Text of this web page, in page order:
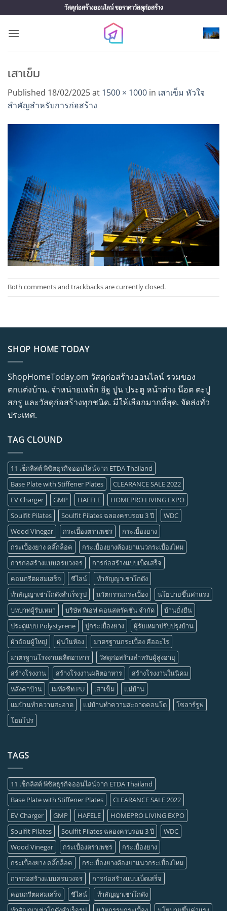
to
content
วัสดุก่อสร้างออนไลน์ ขอราคาวัสดุก่อสร้าง
เสาเข็ม
Published 18/02/2025at 1500 × 1000 in เสาเข็ม หัวใจ
สำคัญสำหรับการก่อสร้าง
Both comments and trackbacks are currently closed.
SHOP HOME TODAY
ShopHomeToday.om วัสดุก่อสร้างออนไลน์ รวมของ
ตกแต่งบ้าน. จำหน่ายเหล็ก อิฐ ปูน ประตู หน้าต่าง น๊อต ตะปู
สกรู และวัสดุก่อสร้างทุกชนิด. มีให้เลือกมากที่สุด. จัดส่งทั่ว
ประเทศ.
TAG CLOUND
11 เช็กลิสต์ พิชิตธุรกิจออนไลน์จาก ETDA Thailand
Base Plate with Stiffener Plates
CLEARANCE SALE 2022
EV Charger
GMP HAFELE
HOMEPRO LIVING EXPO
Soulfit Pilates
Soulfit Pilates ฉลองครบรอบ 3 ปี
WDC
Wood Vinegar
กระเบื้องตราเพชร
กระเบื้องยาง
กระเบื้องยาง คลิ๊กล็อค
กระเบื้องยางต้องยาแนวกระเบื้องไหม
การก่อสร้างแบบครบวงจร
การก่อสร้างแบบเบ็ดเสร็จ
คอนกรีตผสมเสร็จ
ซีไลน์
ทำสัญญาเช่าโกดัง
ทำสัญญาเช่าโกดังสำเร็จรูป
นวัตกรรมกระเบื้อง
นโยบายขึ้นค่าแรง
บทบาทผู้รับเหมา
บริษัท ทีเอฟ คอนสตรัคชั่น จำกัด
บ้านยั่งยืน
ประตูแบบ Polystyrene
ปูกระเบื้องยาง
ผู้รับเหมาปรับปรุงบ้าน
ผ้าอ้อมผู้ใหญ่
ฝุ่นในห้อง
มาตรฐานกระเบื้อง คืออะไร
มาตรฐานโรงงานผลิตอาหาร
วัสดุก่อสร้างสำหรับผู้สูงอายุ
สร้างโรงงาน
สร้างโรงงานผลิตอาหาร
สร้างโรงงานในนิคม
หลังคาบ้าน
เมทัลชีท PU เสาเข็ม
แม่บ้าน
แม่บ้านทำความสะอาด
แม่บ้านทำความสะอาดคอนโด
โซลาร์รูฟ
โฮมโปร
TAGS
11 เช็กลิสต์ พิชิตธุรกิจออนไลน์จาก ETDA Thailand
Base Plate with Stiffener Plates
CLEARANCE SALE 2022
EV Charger
GMP HAFELE
HOMEPRO LIVING EXPO
Soulfit Pilates
Soulfit Pilates ฉลองครบรอบ 3 ปี
WDC
Wood Vinegar
กระเบื้องตราเพชร
กระเบื้องยาง
กระเบื้องยาง คลิ๊กล็อค
กระเบื้องยางต้องยาแนวกระเบื้องไหม
การก่อสร้างแบบครบวงจร
การก่อสร้างแบบเบ็ดเสร็จ
คอนกรีตผสมเสร็จ
ซีไลน์
ทำสัญญาเช่าโกดัง